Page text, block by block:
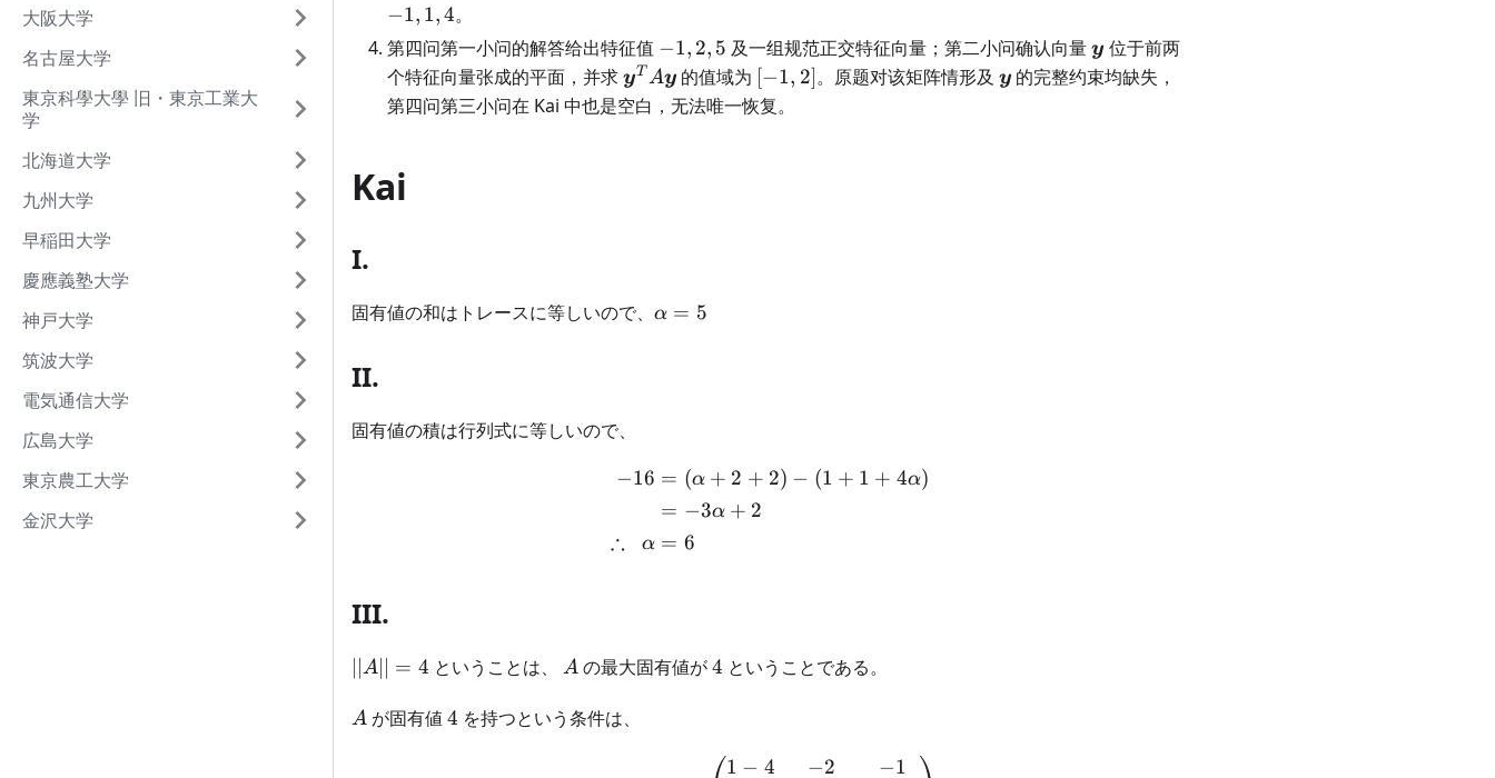
大阪大学
名古屋大学
東京科學大學 旧・東京工業大
学
北海道大学
九州大学
早稲田大学
慶應義塾大学
神戸大学
筑波大学
電気通信大学
広島大学
東京農工大学
金沢大学
−1, 1, 4。
第四问第一小问的解答给出特征值 -1,2,5
−1, 2, 5 及一组规范正交特征向量；第二小问确认向量\boldsymbol
y
y 位于前两
个特征向量张成的平面，并求\boldsymbol
y^TA\boldsymbol
yT Ay的值域为 [-1,2]
[−1, 2]。原题对该矩阵情形及 \boldsymbol
y的完整约束均缺失，
第四问第三小问在 Kai 中也是空白，无法唯一恢复。
Kai
I.
固有値の和はトレースに等しいので、 \alpha
α = 5
II.
固有値の積は行列式に等しいので、
\begin{aligned} -16 &= (\alpha + 2 + 2) - (1 + 1 + 4 \alpha) \\ &= - 3
−16
∴ α
= (α + 2 + 2) − (1 + 1 + 4α)
= −3α + 2
= 6
III.
||A||=4
A = 4 ということは、 A
Aの最大固有値が4
4 ということである。
A
A が固有値 4
4 を持つという条件は、
\begin{aligned} 0 &= \det \begin{pmatrix} 1-4 & -2 & -1 \\ -2 & 1-4 & 1
1 − 4
−2
−1